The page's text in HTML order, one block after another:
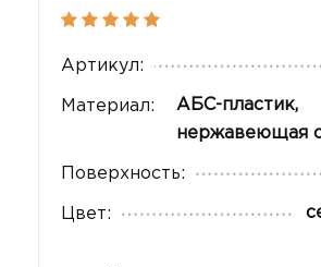
Артикул:
Материал:
АБС-пластик,
нержавеющая
Поверхность:
Цвет: